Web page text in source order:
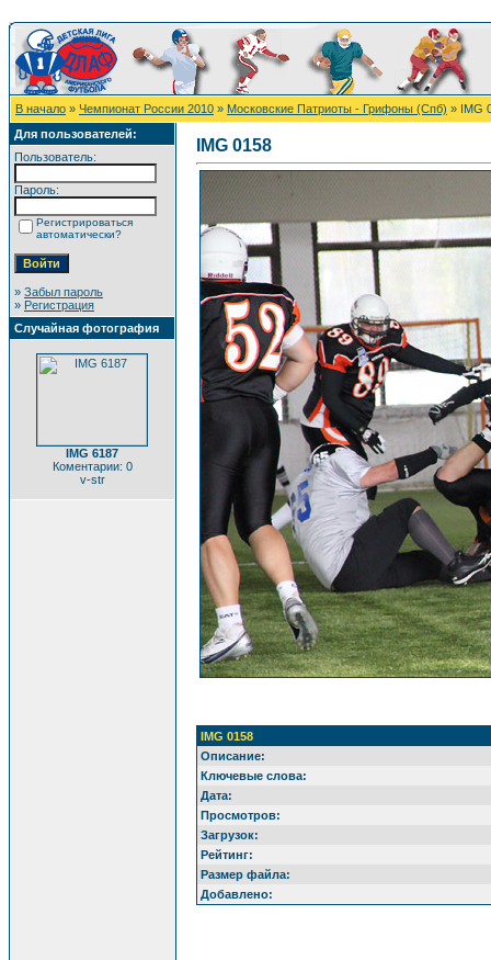
В начало » Чемпионат России 2010 » Московские Патриоты - Грифоны (Спб) » IMG
Для пользователей:
Пользователь:
Пароль:
Регистрироваться
автоматически?
» Забыл пароль
» Регистрация
Случайная фотография
IMG 6187
Коментарии: 0
v-str
IMG 0158
IMG 0158
Описание:
Ключевые слова:
Дата:
Просмотров:
Загрузок:
Рейтинг:
Размер файла:
Добавлено: